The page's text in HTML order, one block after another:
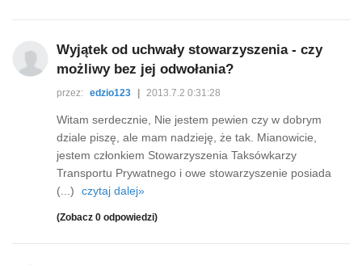
Wyjątek od uchwały stowarzyszenia - czy
możliwy bez jej odwołania?
przez: edzio123 2013.7.2 0:31:28
Witam serdecznie, Nie jestem pewien czy w dobrym
dziale piszę, ale mam nadzieję, że tak. Mianowicie,
jestem członkiem Stowarzyszenia Taksówkarzy
Transportu Prywatnego i owe stowarzyszenie posiada
(...)
czytaj dalej»
(Zobacz 0 odpowiedzi)